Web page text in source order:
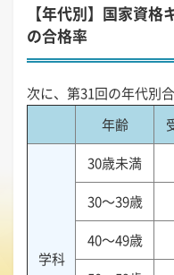
【年代別】国家資
の合格率
次に、第31回の年代別
年齢
学科
30歳未満
30～39歳
40～49歳